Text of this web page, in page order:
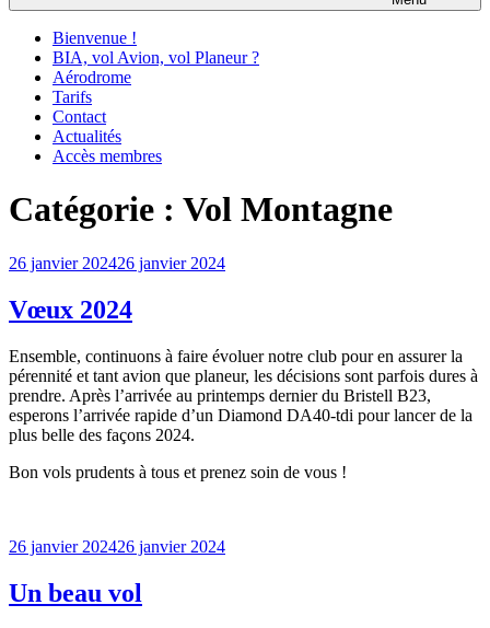
Bienvenue !
BIA, vol Avion, vol Planeur ?
Aérodrome
Tarifs
Contact
Actualités
Accès membres
Catégorie : Vol Montagne
Publié
26 janvier 202426 janvier 2024
Vœux 2024
Ensemble, continuons à faire évoluer notre club pour en assurer la
pérennité et tant avion que planeur, les décisions sont parfois dures à
prendre. Après l’arrivée au printemps dernier du Bristell B23,
esperons l’arrivée rapide d’un Diamond DA40-tdi pour lancer de la
plus belle des façons 2024.
Bon vols prudents à tous et prenez soin de vous !
Publié
26 janvier 202426 janvier 2024
Un beau vol